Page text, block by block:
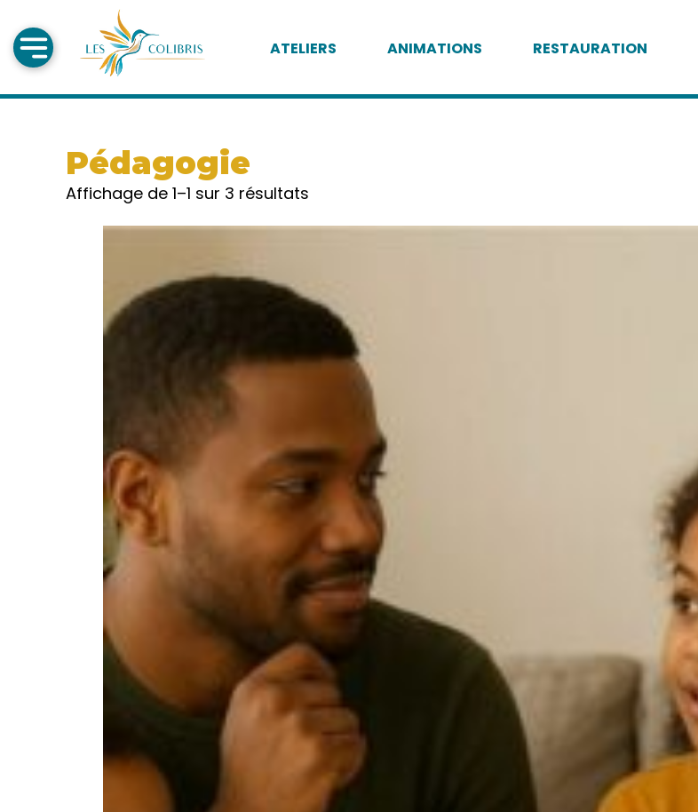
ATELIERS ANIMATIONS RESTAURATION
Pédagogie
Affichage de 1–1 sur 3 résultats